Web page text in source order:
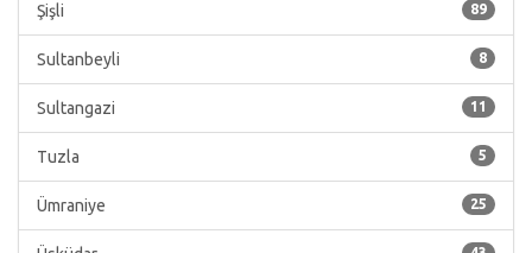
89
Şişli
8
Sultanbeyli
11
Sultangazi
5
Tuzla
25
Ümraniye